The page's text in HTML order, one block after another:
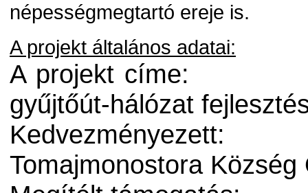
népességmegtartó ereje is.
A projekt általános adatai:
A projekt címe:
gyűjtőút-hálózat
Kedvezményezett:
Tomajmonostora